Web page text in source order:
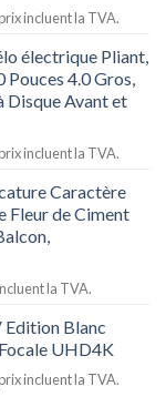
incluent la TVA.
électrique Pliant,
Pouces 4.0 Gros,
Disque Avant et
incluent la TVA.
Caractère
Fleur de Ciment
la TVA.
Edition Blanc
UHD4K
incluent la TVA.